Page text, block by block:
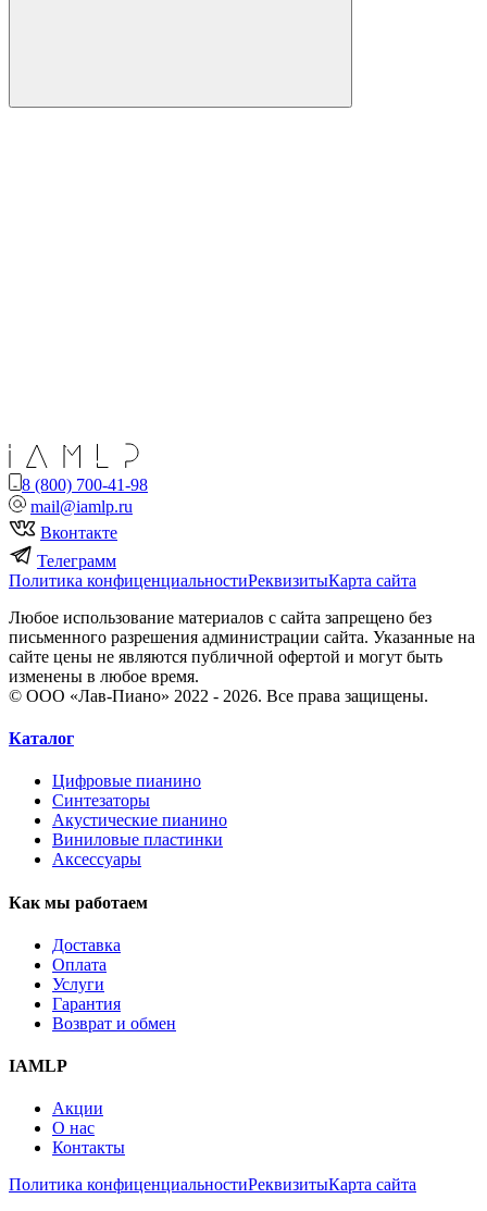
8 (800) 700-41-98
mail@iamlp.ru
Вконтакте
Телеграмм
Политика конфиценциальностиРеквизитыКарта сайта
Любое использование материалов с сайта запрещено без
письменного разрешения администрации сайта. Указанные на
сайте цены не являются публичной офертой и могут быть
изменены в любое время.
© ООО «Лав-Пиано» 2022 - 2026. Все права защищены.
Каталог
Цифровые пианино
Синтезаторы
Акустические пианино
Виниловые пластинки
Аксессуары
Как мы работаем
Доставка
Оплата
Услуги
Гарантия
Возврат и обмен
IAMLP
Акции
О нас
Контакты
Политика конфиценциальностиРеквизитыКарта сайта